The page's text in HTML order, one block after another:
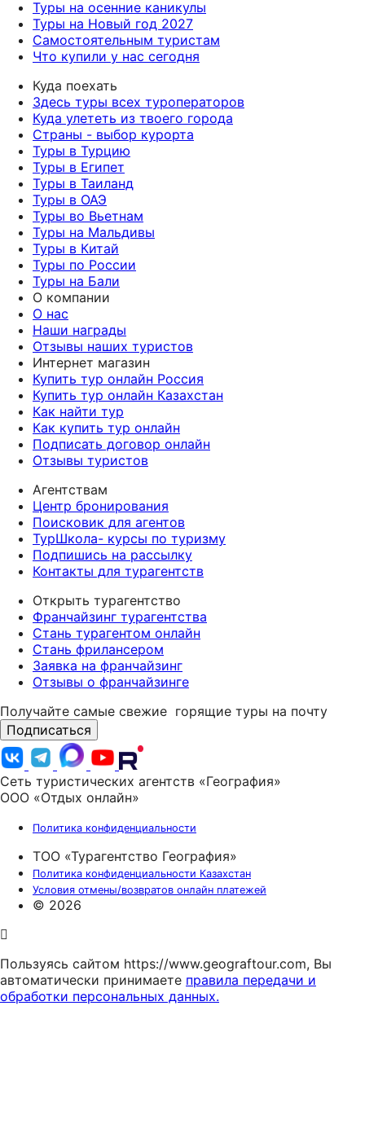
Туры на осенние каникулы
Туры на Новый год 2027
Самостоятельным туристам
Что купили у нас сегодня
Куда поехать
Здесь туры всех туроператоров
Куда улететь из твоего города
Страны - выбор курорта
Туры в Турцию
Туры в Египет
Туры в Таиланд
Туры в ОАЭ
Туры во Вьетнам
Туры на Мальдивы
Туры в Китай
Туры по России
Туры на Бали
О компании
О нас
Наши награды
Отзывы наших туристов
Интернет магазин
Купить тур онлайн Россия
Купить тур онлайн Казахстан
Как найти тур
Как купить тур онлайн
Подписать договор онлайн
Отзывы туристов
Агентствам
Центр бронирования
Поисковик для агентов
ТурШкола- курсы по туризму
Подпишись на рассылку
Контакты для турагентств
Открыть турагентство
Франчайзинг турагентства
Стань турагентом онлайн
Стань фрилансером
Заявка на франчайзинг
Отзывы о франчайзинге
Получайте самые свежие горящие туры на почту
Подписаться
Сеть туристических агентств «География»
ООО «Отдых онлайн»
Политика конфиденциальности
ТОО «Турагентство География»
Политика конфиденциальности Казахстан
Условия отмены/возвратов онлайн платежей
© 2026
Пользуясь сайтом https://www.geograftour.com, Вы
автоматически принимаете правила передачи и
обработки персональных данных.